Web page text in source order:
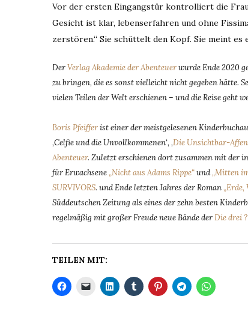
Vor der ersten Eingangstür kontrolliert die
Gesicht ist klar, lebenserfahren und ohne
zerstören.“ Sie schüttelt den Kopf. Sie meint es
DerVerlag Akademie der Abenteuerwurde Ende 2020
zu bringen, die es sonst vielleicht nicht gegeben hätte.
vielen Teilen der Welt erschienen – und die Reise geht
Boris Pfeifferist einer der meistgelesenen
‚Celfie und die Unvollkommenen‘, ‚Die Unsichtbar-Affen
Abenteuer. Zuletzt erschienen dort zusammen mit der
für Erwachsene„Nicht aus Adams Rippe“und„Mitten
SURVIVORS. und Ende letzten Jahres der Roman„Erde,
Süddeutschen Zeitung als eines der zehn besten
regelmäßig mit großer Freude neue Bände derDie drei
TEILEN MIT: